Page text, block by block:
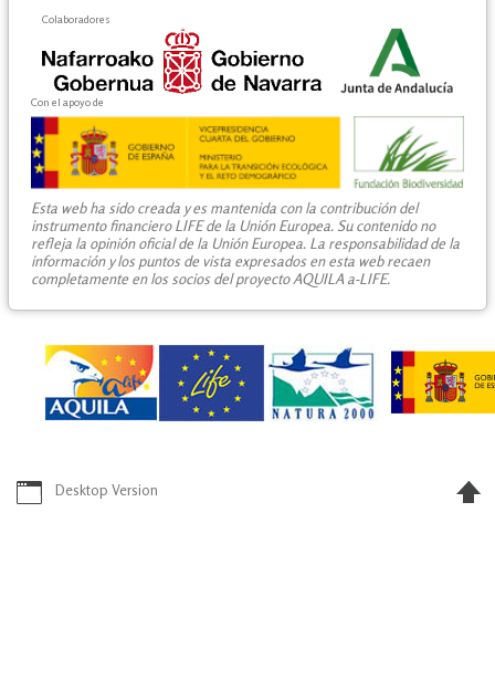
Colaboradores
Con el apoyo de
Esta web ha sido creada y es mantenida con la contribución del
instrumento financiero LIFE de la Unión Europea. Su contenido no
refleja la opinión oficial de la Unión Europea. La responsabilidad de la
información y los puntos de vista expresados en esta web recaen
completamente en los socios del proyecto AQUILA a-LIFE.
Desktop Version